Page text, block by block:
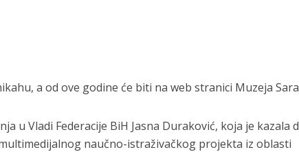
a od ove godine će biti na web stranici Muzeja
u Vladi Federacije BiH Jasna Duraković, koja je kazala
naučno-istraživačkog projekta iz oblasti